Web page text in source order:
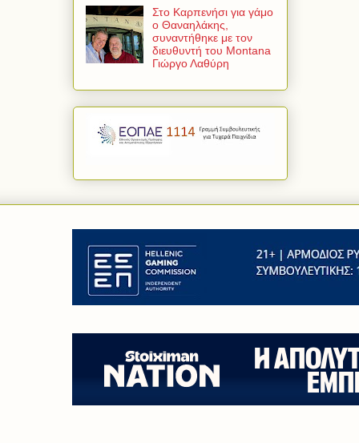
Στο Καρπενήσι για γάμο
ο Θαναηλάκης,
συναντήθηκε με τον
διευθυντή του Montana
Γιώργο Λαθύρη